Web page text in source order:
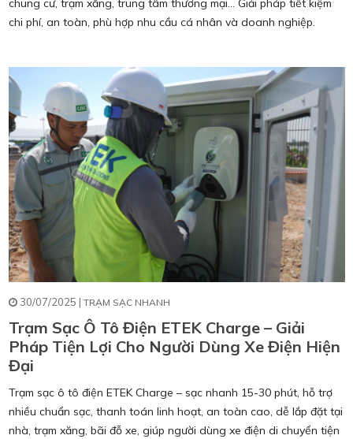
chung cư, trạm xăng, trung tâm thương mại… Giải pháp tiết kiệm
chi phí, an toàn, phù hợp nhu cầu cá nhân và doanh nghiệp.
30/07/2025 | TRẠM SẠC NHANH
Trạm Sạc Ô Tô Điện ETEK Charge – Giải
Pháp Tiện Lợi Cho Người Dùng Xe Điện Hiện
Đại
Trạm sạc ô tô điện ETEK Charge – sạc nhanh 15-30 phút, hỗ trợ
nhiều chuẩn sạc, thanh toán linh hoạt, an toàn cao, dễ lắp đặt tại
nhà, trạm xăng, bãi đỗ xe, giúp người dùng xe điện di chuyển tiện